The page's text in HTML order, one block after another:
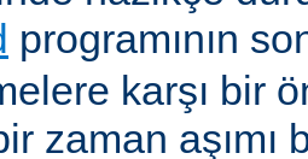
programının
karşı bir
zaman